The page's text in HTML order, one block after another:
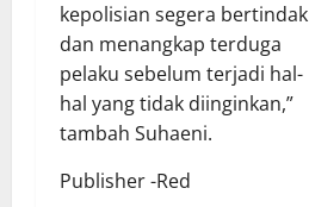
kepolisian segera bertindak
dan menangkap terduga
pelaku sebelum terjadi hal-
hal yang tidak diinginkan,”
tambah Suhaeni.
Publisher -Red